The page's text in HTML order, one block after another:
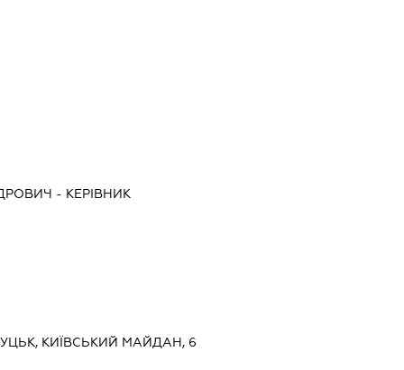
- КЕРІВНИК
КИЇВСЬКИЙ МАЙДАН, 6